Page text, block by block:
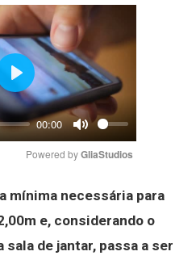
00:00
Mute
Play
Powered by GliaStudios
mínima necessária para
e, considerando o
de jantar, passa a ser